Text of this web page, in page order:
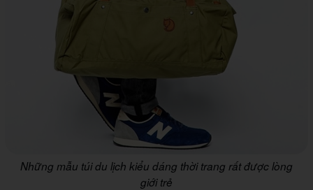
Những mẫu túi du lịch kiểu dáng thời trang rất được lòng
giới trẻ